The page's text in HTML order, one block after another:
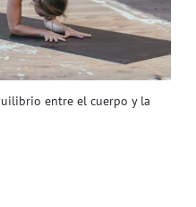
entre el cuerpo y la